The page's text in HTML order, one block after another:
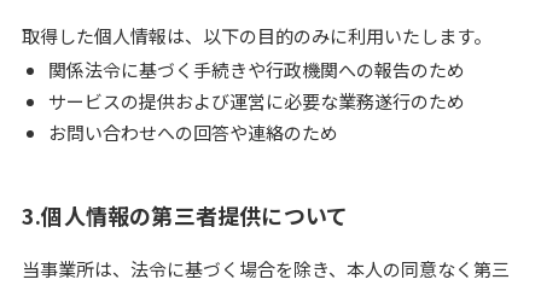
取得した個人情報は、以下の目的のみに利用いたします。
関係法令に基づく手続きや行政機関への報告のため
サービスの提供および運営に必要な業務遂行のため
お問い合わせへの回答や連絡のため
3.個人情報の第三者提供について
当事業所は、法令に基づく場合を除き、本人の同意なく第三